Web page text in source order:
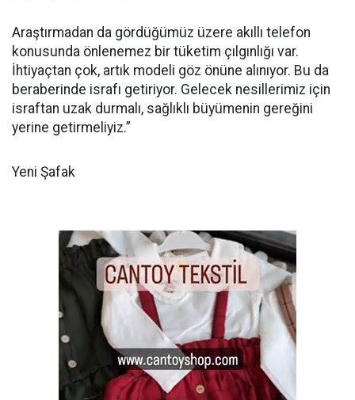
Araştırmadan da gördüğümüz üzere akıllı telefon
konusunda önlenemez bir tüketim çılgınlığı var.
İhtiyaçtan çok, artık modeli göz önüne alınıyor. Bu da
beraberinde israfı getiriyor. Gelecek nesillerimiz için
israftan uzak durmalı, sağlıklı büyümenin gereğini
yerine getirmeliyiz.”
Yeni Şafak